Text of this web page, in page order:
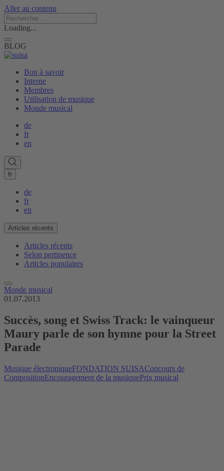
Aller au contenu
Loading...
BLOG
Bon à savoir
Interne
Membres
Utilisation de musique
Monde musical
de
fr
en
fr
de
fr
en
Articles récents
Articles récents
Selon pertinence
Articles populaires
Monde musical
01.07.2013
Succès, song et Swiss Track: le vainqueur
Maury parle de son hymne pour la Street
Parade
Musique électroniqueFONDATION SUISAConcours de
CompositionEncouragement de la musiquePrix musical